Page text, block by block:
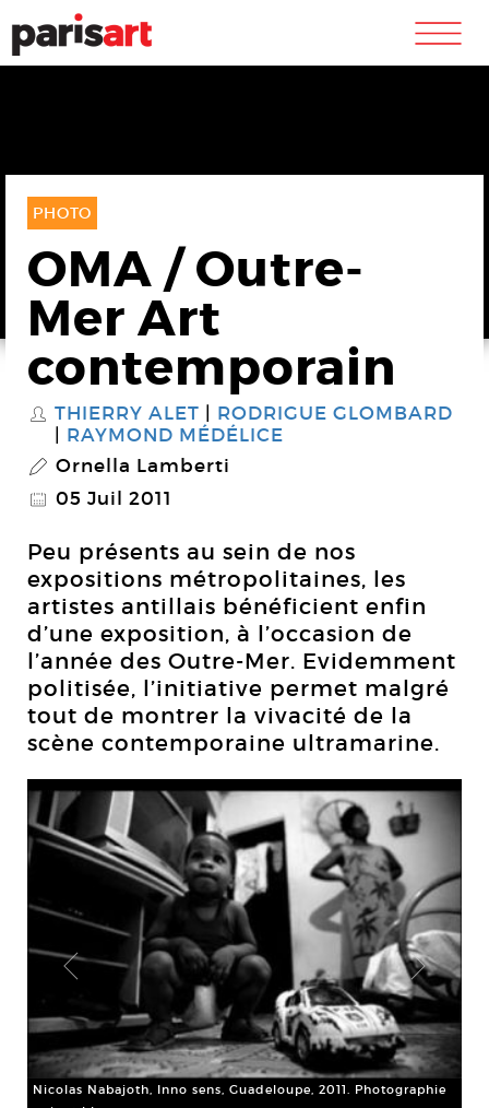
m
PHOTO
OMA / Outre-
Mer Art
contemporain
S THIERRY ALET
RODRIGUE GLOMBARD
RAYMOND MÉDÉLICE
P Ornella Lamberti
@ 05 Juil 2011
Peu présents au sein de nos
expositions métropolitaines, les
artistes antillais bénéficient enfin
d’une exposition, à l’occasion de
l’année des Outre-Mer. Evidemment
politisée, l’initiative permet malgré
tout de montrer la vivacité de la
scène contemporaine ultramarine.
Nicolas Nabajoth, Inno sens, Guadeloupe, 2011. Photographie